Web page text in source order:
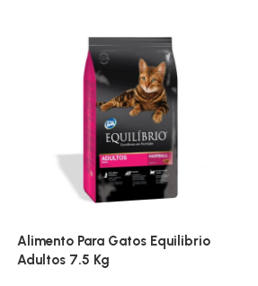
Alimento Para Gatos Equilibrio
Adultos 7.5 Kg